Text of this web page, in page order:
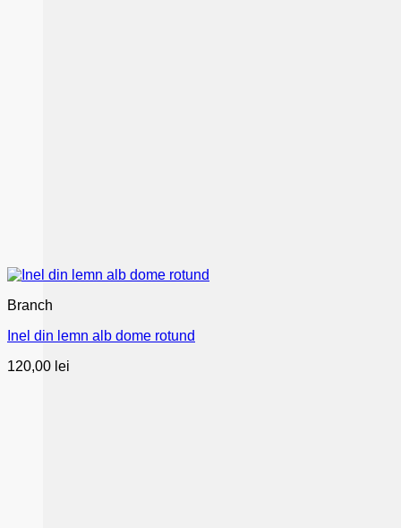
Branch
Inel din lemn alb dome rotund
120,00 lei